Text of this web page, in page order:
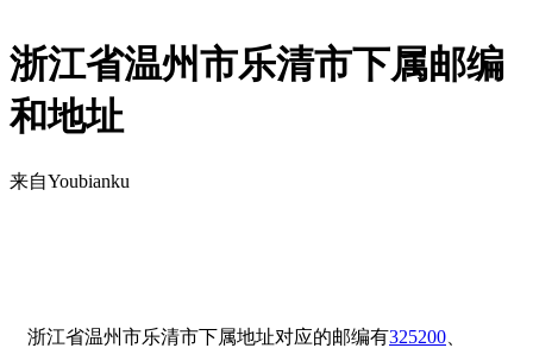
浙江省温州市乐清市下属邮编
和地址
来自Youbianku
浙江省温州市乐清市下属地址对应的邮编有325200